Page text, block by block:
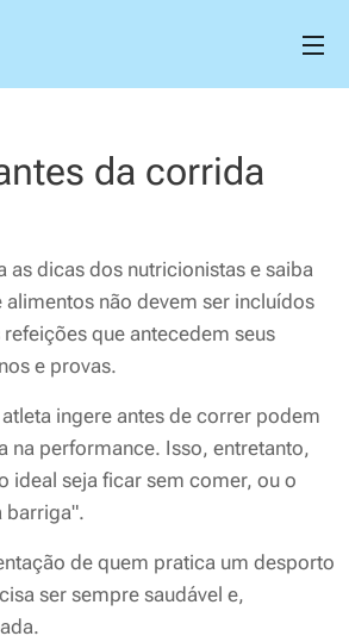
da corrida
as dicas dos nutricionistas e saiba
alimentos não devem ser incluídos
refeições que antecedem seus
e provas.
ingere antes de correr podem
na performance. Isso, entretanto,
ideal seja ficar sem comer, ou o
barriga".
de quem pratica um desporto
ser sempre saudável e,